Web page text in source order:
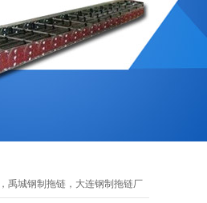
禹城钢制拖链，大连钢制拖链厂